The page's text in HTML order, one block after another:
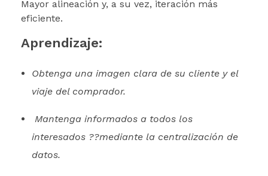
Mayor alineación y, a su vez, iteración más
eficiente.
Aprendizaje:
Obtenga una imagen clara de su cliente y el
viaje del comprador.
Mantenga informados a todos los
interesados ??mediante la centralización de
datos.